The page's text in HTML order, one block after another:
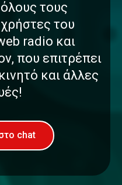
τους
του
radio και
που επιτρέπει
και άλλες
chat